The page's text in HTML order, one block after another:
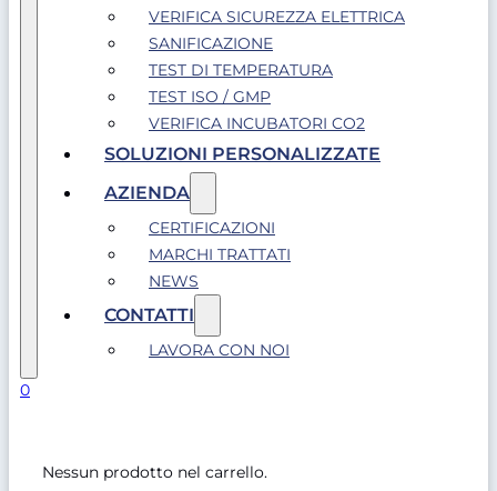
VERIFICA SICUREZZA ELETTRICA
SANIFICAZIONE
TEST DI TEMPERATURA
TEST ISO / GMP
VERIFICA INCUBATORI CO2
SOLUZIONI PERSONALIZZATE
AZIENDA
CERTIFICAZIONI
MARCHI TRATTATI
NEWS
CONTATTI
LAVORA CON NOI
0
Nessun prodotto nel carrello.